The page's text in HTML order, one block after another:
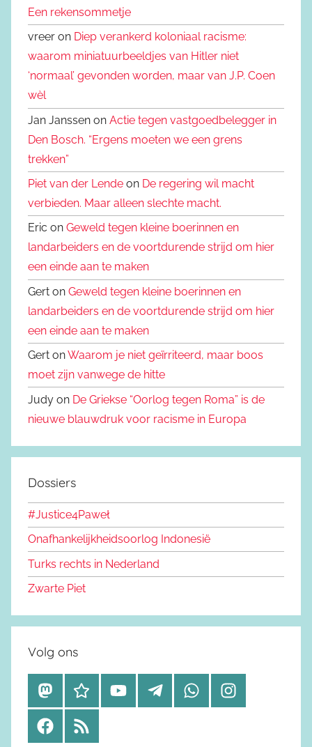
Een rekensommetje
vreer on Diep verankerd koloniaal racisme:
waarom miniatuurbeeldjes van Hitler niet
‘normaal’ gevonden worden, maar van J.P. Coen
wèl
Jan Janssen on Actie tegen vastgoedbelegger in
Den Bosch. “Ergens moeten we een grens
trekken”
Piet van der Lende on De regering wil macht
verbieden. Maar alleen slechte macht.
Eric on Geweld tegen kleine boerinnen en
landarbeiders en de voortdurende strijd om hier
een einde aan te maken
Gert on Geweld tegen kleine boerinnen en
landarbeiders en de voortdurende strijd om hier
een einde aan te maken
Gert onWaarom je niet geïrriteerd, maar boos
moet zijn vanwege de hitte
Judy on De Griekse “Oorlog tegen Roma” is de
nieuwe blauwdruk voor racisme in Europa
Dossiers
#Justice4Paweł
Onafhankelijkheidsoorlog Indonesië
Turks rechts in Nederland
Zwarte Piet
Volg ons
M
a
s
B
l
u
Y
o
T
e
W
h
I
n
F
R